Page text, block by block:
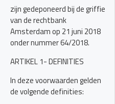
zijn gedeponeerd bij de griffie
van de rechtbank
Amsterdam op 21 juni 2018
onder nummer 64/2018.
ARTIKEL 1- DEFINITIES
In deze voorwaarden gelden
de volgende definities: